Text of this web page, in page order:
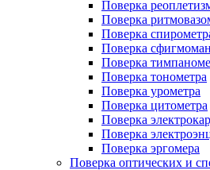
Поверка
Поверка
Поверка
Поверка
Поверка
Поверка тонометра
Поверка урометра
Поверка цитометра
Поверка
Поверка
Поверка эргомера
Поверка оптических и